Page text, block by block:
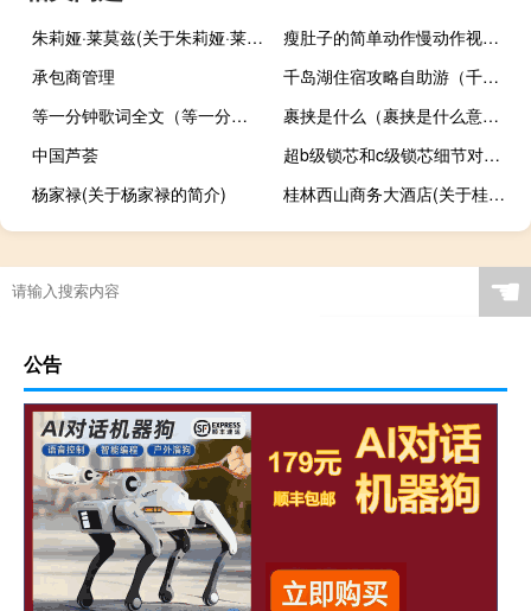
朱莉娅·莱莫兹(关于朱莉娅·莱莫兹的简介)
瘦肚子的简单动作慢动作视频播放（瘦肚子的简单动作）
承包商管理
千岛湖住宿攻略自助游（千岛湖住宿攻略）
等一分钟歌词全文（等一分钟歌词）
裹挟是什么（裹挟是什么意思）
中国芦荟
超b级锁芯和c级锁芯细节对比测评
杨家禄(关于杨家禄的简介)
桂林西山商务大酒店(关于桂林西山商务大酒店的简介)
☚
公告